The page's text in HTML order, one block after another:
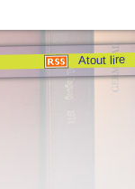
Atout lire